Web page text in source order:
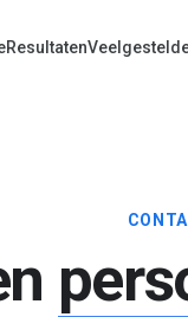
Resultaten